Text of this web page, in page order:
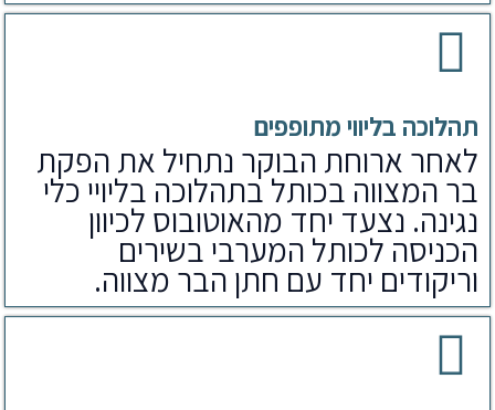
תהלוכה בליווי מתופפים
לאחר ארוחת הבוקר נתחיל את הפקת
בר המצווה בכותל בתהלוכה בליויי כלי
נגינה. נצעד יחד מהאוטובוס לכיוון
הכניסה לכותל המערבי בשירים
וריקודים יחד עם חתן הבר מצווה.